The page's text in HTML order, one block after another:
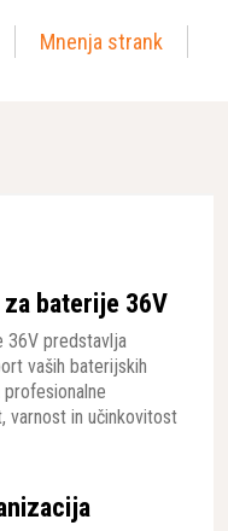
Mnenja strank
baterije 36V
36V predstavlja
vaših baterijskih
varnost in učinkovitost